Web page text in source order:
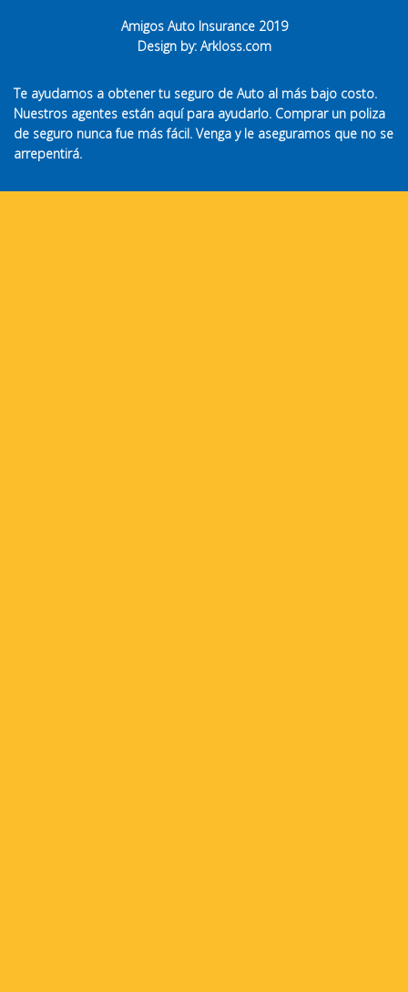
Amigos Auto Insurance 2019
Design by: Arkloss.com
Te ayudamos a obtener tu seguro de Auto al más bajo costo.
Nuestros agentes están aquí para ayudarlo. Comprar un poliza
de seguro nunca fue más fácil. Venga y le aseguramos que no se
arrepentirá.